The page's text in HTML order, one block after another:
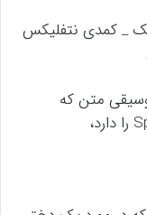
_ کمدی نتفلیکس
متن که